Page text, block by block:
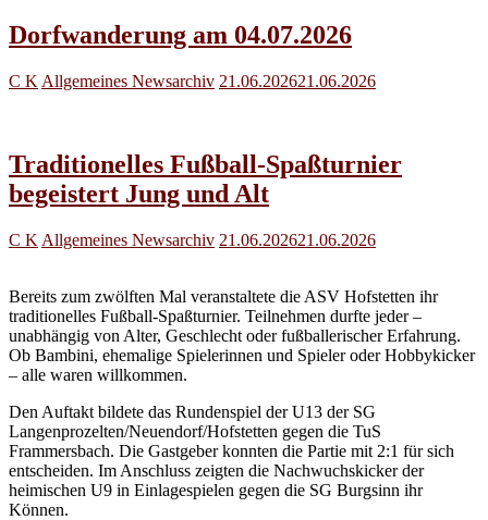
Dorfwanderung am 04.07.2026
C K Allgemeines Newsarchiv 21.06.202621.06.2026
Traditionelles Fußball-Spaßturnier
begeistert Jung und Alt
C K Allgemeines Newsarchiv 21.06.202621.06.2026
Bereits zum zwölften Mal veranstaltete die ASV Hofstetten ihr
traditionelles Fußball-Spaßturnier. Teilnehmen durfte jeder –
unabhängig von Alter, Geschlecht oder fußballerischer Erfahrung.
Ob Bambini, ehemalige Spielerinnen und Spieler oder Hobbykicker
– alle waren willkommen.
Den Auftakt bildete das Rundenspiel der U13 der SG
Langenprozelten/Neuendorf/Hofstetten gegen die TuS
Frammersbach. Die Gastgeber konnten die Partie mit 2:1 für sich
entscheiden. Im Anschluss zeigten die Nachwuchskicker der
heimischen U9 in Einlagespielen gegen die SG Burgsinn ihr
Können.